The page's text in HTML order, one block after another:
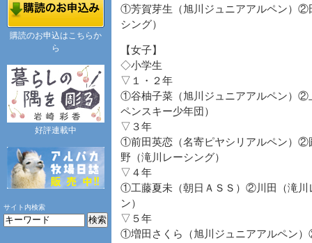
①芳賀芽生（旭川ジュニアアルペン）
シング）
【女子】
◇小学生
▽１・２年
①谷柚子菜（旭川ジュニアアルペン）
ペンスキー少年団）
▽３年
①前田英恋（名寄ピヤシリアルペン）
野（滝川レーシング）
▽４年
①工藤夏未（朝日ＡＳＳ）②川田（滝
ン）
▽５年
①増田さくら（旭川ジュニアアルペン
購読のお申込はこちらか
ら
好評連載中
サイト内検索